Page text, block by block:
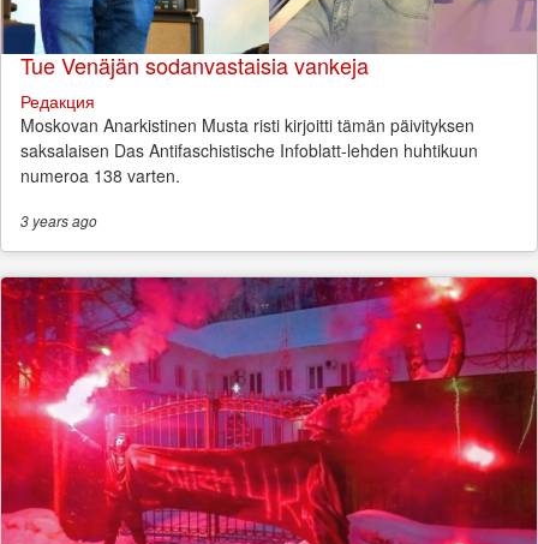
Tue Venäjän sodanvastaisia vankeja
Редакция
Moskovan Anarkistinen Musta risti kirjoitti tämän päivityksen
saksalaisen Das Antifaschistische Infoblatt-lehden huhtikuun
numeroa 138 varten.
3 yearsago